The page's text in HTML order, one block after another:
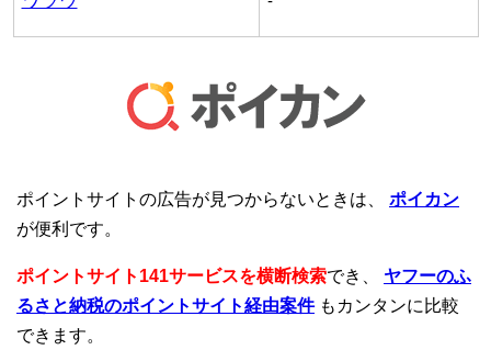
ポイントサイトの広告が見つからないときは、 ポイカン
が便利です。
ポイントサイト141サービスを横断検索でき、 ヤフーのふ
るさと納税のポイントサイト経由案件もカンタンに比較
できます。